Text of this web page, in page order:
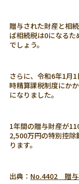
贈与された財産と相
ば相続税は0になる
でしょう。
さらに、令和6年1月
時精算課税制度にか
になりました。
1年間の贈与財産が
2,500万円の特別控
ります。
出典： No.4402 贈与